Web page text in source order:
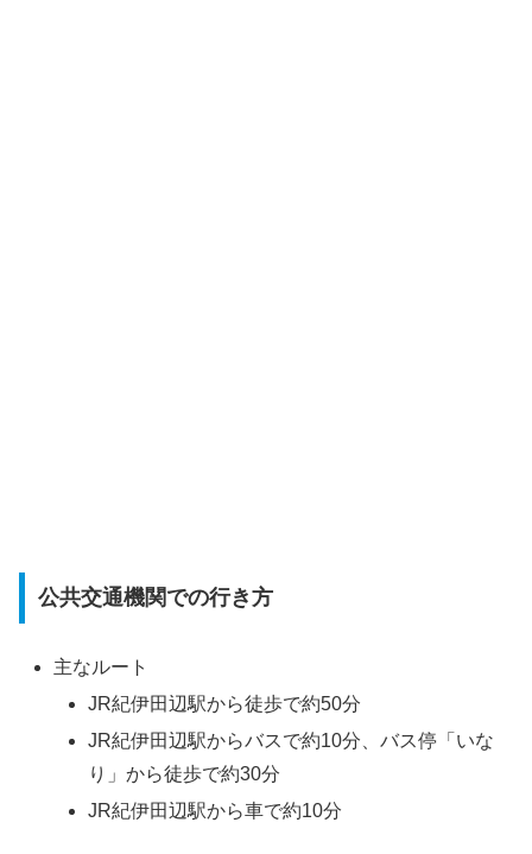
公共交通機関での行き方
主なルート
JR紀伊田辺駅から徒歩で約50分
JR紀伊田辺駅からバスで約10分、バス停「いな
り」から徒歩で約30分
JR紀伊田辺駅から車で約10分